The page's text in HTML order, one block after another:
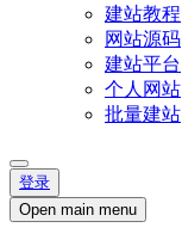
建站教程
网站源码
建站平台
个人网站
批量建站
登录
Open main menu